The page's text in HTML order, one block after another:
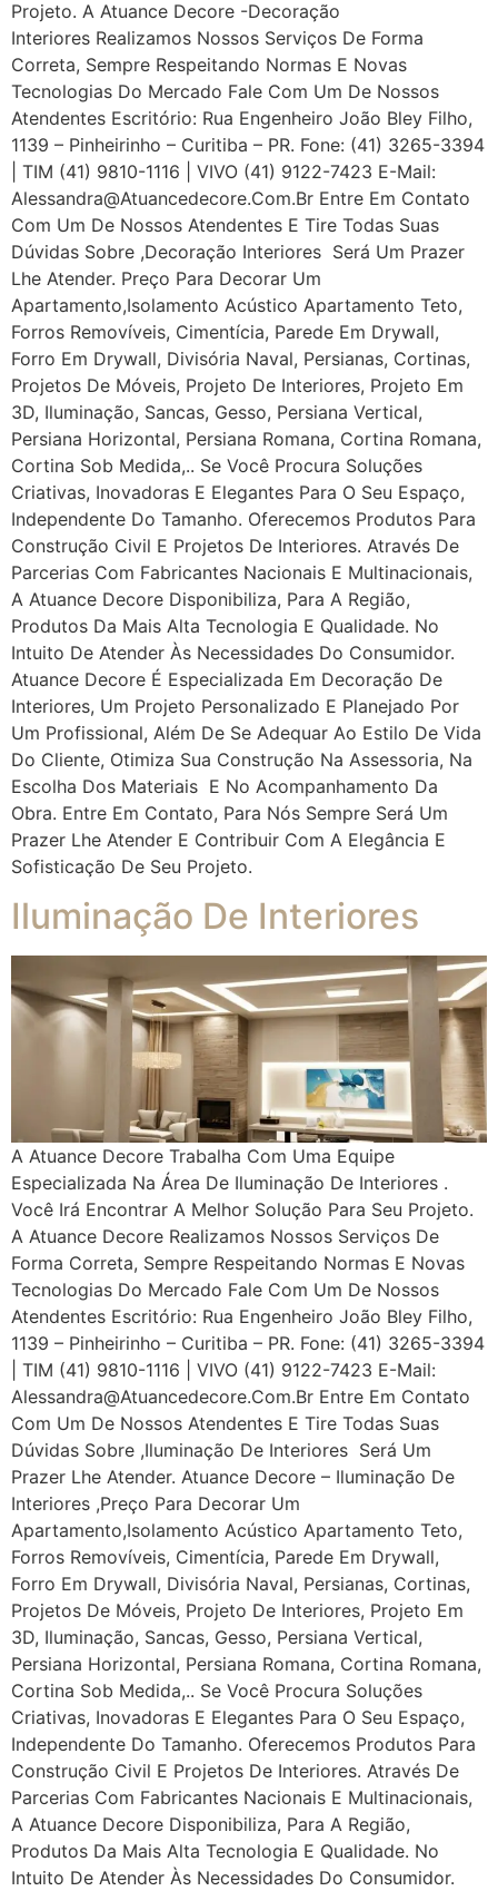
Projeto. A Atuance Decore -Decoração
Interiores Realizamos Nossos Serviços De Forma
Correta, Sempre Respeitando Normas E Novas
Tecnologias Do Mercado Fale Com Um De Nossos
Atendentes Escritório: Rua Engenheiro João Bley Filho,
1139 – Pinheirinho – Curitiba – PR. Fone: (41) 3265-3394
| TIM (41) 9810-1116 | VIVO (41) 9122-7423 E-Mail:
Alessandra@atuancedecore.com.br Entre Em Contato
Com Um De Nossos Atendentes E Tire Todas Suas
Dúvidas Sobre ,Decoração Interiores Será Um Prazer
Lhe Atender. Preço Para Decorar Um
Apartamento,Isolamento Acústico Apartamento Teto,
Forros Removíveis, Cimentícia, Parede Em Drywall,
Forro Em Drywall, Divisória Naval, Persianas, Cortinas,
Projetos De Móveis, Projeto De Interiores, Projeto Em
3D, Iluminação, Sancas, Gesso, Persiana Vertical,
Persiana Horizontal, Persiana Romana, Cortina Romana,
Cortina Sob Medida,.. Se Você Procura Soluções
Criativas, Inovadoras E Elegantes Para O Seu Espaço,
Independente Do Tamanho. Oferecemos Produtos Para
Construção Civil E Projetos De Interiores. Através De
Parcerias Com Fabricantes Nacionais E Multinacionais,
A Atuance Decore Disponibiliza, Para A Região,
Produtos Da Mais Alta Tecnologia E Qualidade. No
Intuito De Atender Às Necessidades Do Consumidor.
Atuance Decore É Especializada Em Decoração De
Interiores, Um Projeto Personalizado E Planejado Por
Um Profissional, Além De Se Adequar Ao Estilo De Vida
Do Cliente, Otimiza Sua Construção Na Assessoria, Na
Escolha Dos Materiais E No Acompanhamento Da
Obra. Entre Em Contato, Para Nós Sempre Será Um
Prazer Lhe Atender E Contribuir Com A Elegância E
Sofisticação De Seu Projeto.
Iluminação De Interiores
A Atuance Decore Trabalha Com Uma Equipe
Especializada Na Área De Iluminação De Interiores .
Você Irá Encontrar A Melhor Solução Para Seu Projeto.
A Atuance Decore Realizamos Nossos Serviços De
Forma Correta, Sempre Respeitando Normas E Novas
Tecnologias Do Mercado Fale Com Um De Nossos
Atendentes Escritório: Rua Engenheiro João Bley Filho,
1139 – Pinheirinho – Curitiba – PR. Fone: (41) 3265-3394
| TIM (41) 9810-1116 | VIVO (41) 9122-7423 E-Mail:
Alessandra@atuancedecore.com.br Entre Em Contato
Com Um De Nossos Atendentes E Tire Todas Suas
Dúvidas Sobre ,iluminação De Interiores Será Um
Prazer Lhe Atender. Atuance Decore – Iluminação De
Interiores ,Preço Para Decorar Um
Apartamento,Isolamento Acústico Apartamento Teto,
Forros Removíveis, Cimentícia, Parede Em Drywall,
Forro Em Drywall, Divisória Naval, Persianas, Cortinas,
Projetos De Móveis, Projeto De Interiores, Projeto Em
3D, Iluminação, Sancas, Gesso, Persiana Vertical,
Persiana Horizontal, Persiana Romana, Cortina Romana,
Cortina Sob Medida,.. Se Você Procura Soluções
Criativas, Inovadoras E Elegantes Para O Seu Espaço,
Independente Do Tamanho. Oferecemos Produtos Para
Construção Civil E Projetos De Interiores. Através De
Parcerias Com Fabricantes Nacionais E Multinacionais,
A Atuance Decore Disponibiliza, Para A Região,
Produtos Da Mais Alta Tecnologia E Qualidade. No
Intuito De Atender Às Necessidades Do Consumidor.